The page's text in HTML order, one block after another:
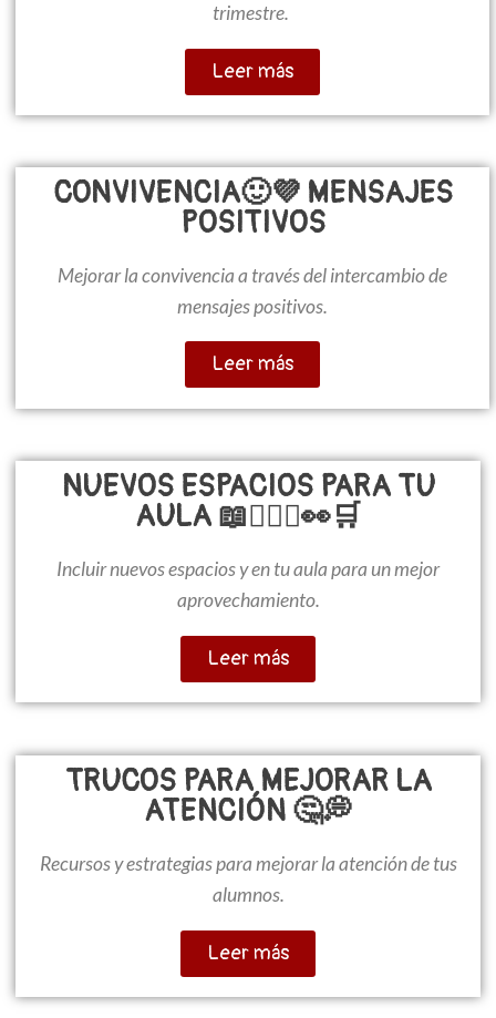
trimestre.
Leer más
CONVIVENCIA🙂💜 MENSAJES
POSITIVOS
Mejorar la convivencia a través del intercambio de
mensajes positivos.
Leer más
NUEVOS ESPACIOS PARA TU
AULA 📖🧘🏾‍♂️👀🛒
Incluir nuevos espacios y en tu aula para un mejor
aprovechamiento.
Leer más
TRUCOS PARA MEJORAR LA
ATENCIÓN 🤔💭
Recursos y estrategias para mejorar la atención de tus
alumnos.
Leer más